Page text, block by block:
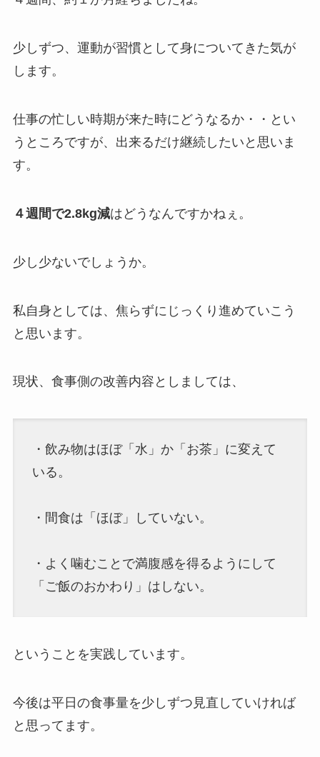
少しずつ、運動が習慣として身についてきた気が
します。
仕事の忙しい時期が来た時にどうなるか・・とい
うところですが、出来るだけ継続したいと思いま
す。
４週間で2.8kg減はどうなんですかねぇ。
少し少ないでしょうか。
私自身としては、焦らずにじっくり進めていこう
と思います。
現状、食事側の改善内容としましては、
・飲み物はほぼ「水」か「お茶」に変えて
いる。
・間食は「ほぼ」していない。
・よく噛むことで満腹感を得るようにして
「ご飯のおかわり」はしない。
ということを実践しています。
今後は平日の食事量を少しずつ見直していければ
と思ってます。